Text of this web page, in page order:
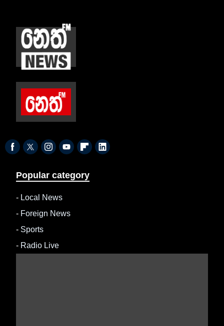
Popular category
- Local News
- Foreign News
- Sports
- Radio Live